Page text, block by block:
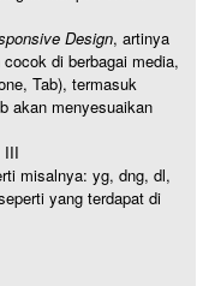
Design, artinya
di berbagai media,
Tab), termasuk
akan menyesuaikan
III
misalnya: yg, dng, dl,
yang terdapat di